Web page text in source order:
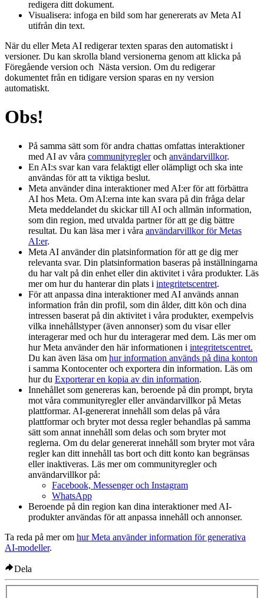
redigera ditt dokument.
Visualisera: infoga en bild som har genererats av Meta AI
utifrån din text.
När du eller Meta AI redigerar texten sparas den automatiskt i
versioner. Du kan skrolla bland versionerna genom att klicka på
Föregående version och Nästa version. Om du redigerar
dokumentet från en tidigare version sparas en ny version
automatiskt.
Obs!
På samma sätt som för andra chattas omfattas interaktioner
med AI av våra communityregleroch användarvillkor.
En AI:s svar kan vara felaktigt eller olämpligt och ska inte
användas för att ta viktiga beslut.
Meta använder dina interaktioner med AI:er för att förbättra
AI hos Meta. Om AI:erna inte kan svara på din fråga delar
Meta meddelandet du skickar till AI och allmän information,
som din region, med utvalda partner för att ge dig bättre
resultat. Du kan läsa mer i våra användarvillkor för Metas
AI:er.
Meta AI använder din platsinformation för att ge dig mer
relevanta svar. Din platsinformation baseras på inställningarna
du har valt på din enhet eller din aktivitet i våra produkter. Läs
mer om hur du hanterar din plats i integritetscentret.
För att anpassa dina interaktioner med AI används annan
information från din profil, som din ålder, ditt kön och dina
intressen baserat på din aktivitet i våra produkter, exempelvis
vilka innehållstyper (även annonser) som du visar eller
interagerar med och hur du interagerar med dem. Läs mer om
hur Meta använder den här informationen i integritetscentret.
Du kan även läsa om hur information används på dina konton
i samma Kontocenter och exportera din information. Läs om
hur du Exporterar en kopia av din information.
Innehållet som genereras kan, beroende på din prompt, bryta
mot våra communityregler eller användarvillkor på Metas
plattformar. AI-genererat innehåll som delas på våra
plattformar och bryter mot dessa regler behandlas på samma
sätt som annat innehåll som delas och som bryter mot
reglerna. Om du delar genererat innehåll som bryter mot våra
regler kan ditt innehåll tas bort och ditt konto kan begränsas
eller inaktiveras. Läs mer om communityregler och
användarvillkor på:
Facebook, Messenger och Instagram
WhatsApp
Beroende på din region kan dina interaktioner med AI-
produkter användas för att anpassa innehåll och annonser.
Ta reda på mer om hur Meta använder information för generativa
AI-modeller.
Dela